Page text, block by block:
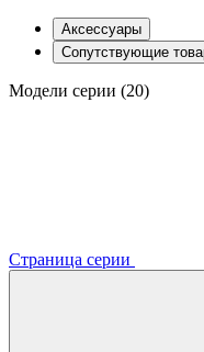
Аксессуары
Сопутствующие
Модели серии (20)
Страница серии